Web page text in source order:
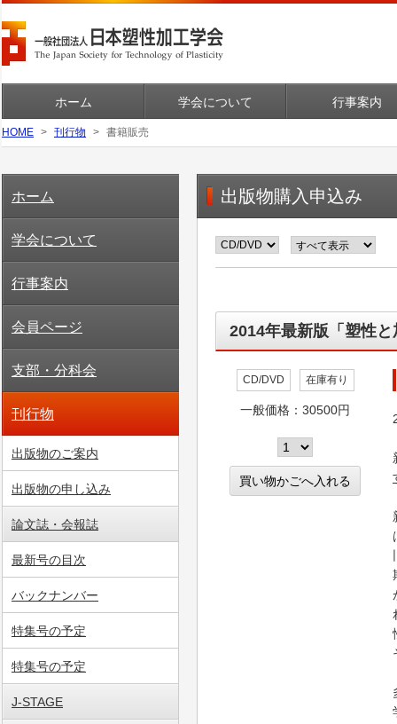
ホーム 学会について 行事案内
HOME 刊行物 書籍販売
出版物購入申込み
2014年最新版「塑性
CD/DVD 在庫有り
一般価格：30500円
ホーム
学会について
行事案内
会員ページ
支部・分科会
刊行物
出版物のご案内
出版物の申し込み
論文誌・会報誌
最新号の目次
バックナンバー
特集号の予定
特集号の予定
J-STAGE